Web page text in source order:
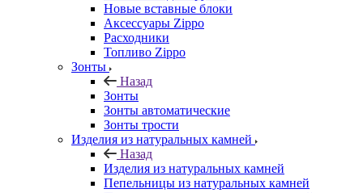
Новые вставные блоки
Аксессуары Zippo
Расходники
Топливо Zippo
Зонты
Назад
Зонты
Зонты автоматические
Зонты трости
Изделия из натуральных камней
Назад
Изделия из натуральных камней
Пепельницы из натуральных камней